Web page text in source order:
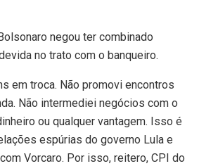
negou ter combinado
no trato com o banqueiro.
em troca. Não promovi encontros
Não intermediei negócios com o
ou qualquer vantagem. Isso é
espúrias do governo Lula e
Vorcaro. Por isso, reitero, CPI do